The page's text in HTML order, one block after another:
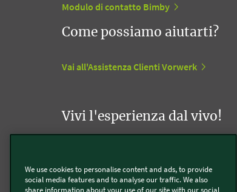
Modulo di contatto Bimby
Come possiamo aiutarti?
Vai all'Assistenza Clienti Vorwerk
Vivi l'esperienza dal vivo!
Appuntamento con un Incaricato Bimby
We use cookies to personalise content and ads, to provide
social media features and to analyse our traffic. We also
share information about your use of our site with our social